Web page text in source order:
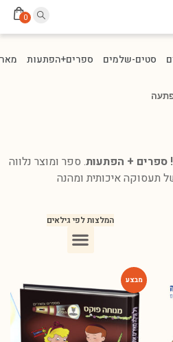
0
סטים-שלמים ספרים+הפתעות
ספרים + הפתעות. ספר ומוצר נלווה
תעסוקה איכותית ומהנה
המלצות לפי גילאים